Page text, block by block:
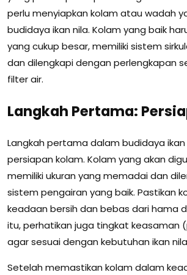
perlu menyiapkan kolam atau wadah
budidaya ikan nila. Kolam yang baik
yang cukup besar, memiliki sistem
dan dilengkapi dengan perlengkapan
filter air.
Langkah Pertama:
Langkah pertama dalam budidaya
persiapan kolam. Kolam yang akan
memiliki ukuran yang memadai dan
sistem pengairan yang baik. Pastikan
keadaan bersih dan bebas dari hama
itu, perhatikan juga tingkat keasaman
agar sesuai dengan kebutuhan ikan
Setelah memastikan kolam dalam